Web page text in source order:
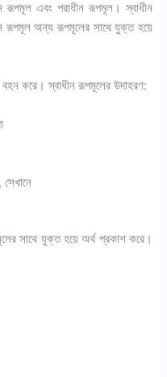
রূপমূল এবং পরাধীন রূপমূল। স্বাধীন
রূপমূল অন্য রূপমূলের সাথে যুক্ত হয়ে
করে। স্বাধীন রূপমূলের উদাহরণ:
সাথে যুক্ত হয়ে অর্থ প্রকাশ করে।